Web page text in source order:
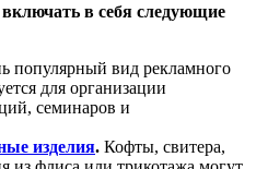
в себя следующие
популярный вид рекламного
для организации
семинаров и
изделия. Кофты, свитера,